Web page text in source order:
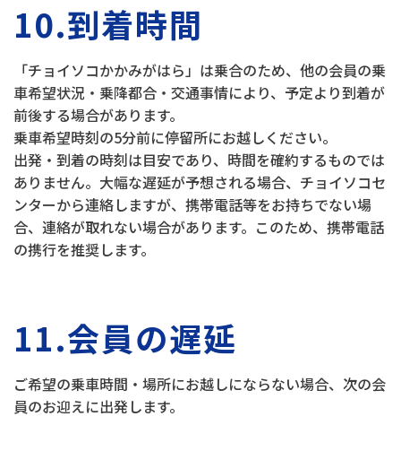
10.到着時間
「チョイソコかかみがはら」は乗合のため、他の会員の乗
車希望状況・乗降都合・交通事情により、予定より到着が
前後する場合があります。
乗車希望時刻の5分前に停留所にお越しください。
出発・到着の時刻は目安であり、時間を確約するものでは
ありません。大幅な遅延が予想される場合、チョイソコセ
ンターから連絡しますが、携帯電話等をお持ちでない場
合、連絡が取れない場合があります。このため、携帯電話
の携行を推奨します。
11.会員の遅延
ご希望の乗車時間・場所にお越しにならない場合、次の会
員のお迎えに出発します。